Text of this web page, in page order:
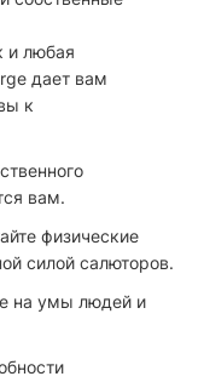
и любая
дает вам
к
вам.
физические
силой салюторов.
на умы людей и